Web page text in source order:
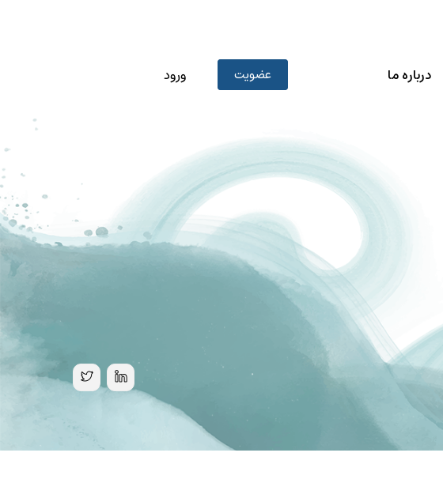
ورود عضویت درباره ما